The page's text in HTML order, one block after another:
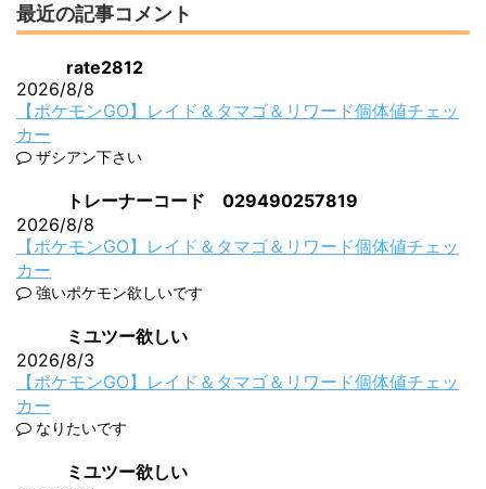
最近の記事コメント
rate2812
2026/8/8
【ポケモンGO】レイド＆タマゴ＆リワード個体値チェッ
カー
ザシアン下さい
トレーナーコード 029490257819
2026/8/8
【ポケモンGO】レイド＆タマゴ＆リワード個体値チェッ
カー
強いポケモン欲しいです
ミユツー欲しい
2026/8/3
【ポケモンGO】レイド＆タマゴ＆リワード個体値チェッ
カー
なりたいです
ミユツー欲しい